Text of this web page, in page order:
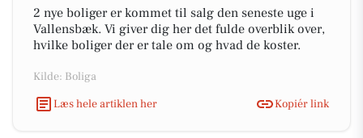
2 nye boliger er kommet til salg den seneste uge i
Vallensbæk. Vi giver dig her det fulde overblik over,
hvilke boliger der er tale om og hvad de koster.
Kilde: Boliga
Læs hele artiklen her
Kopiér link